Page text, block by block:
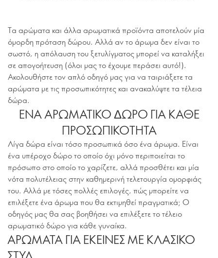
Τα αρώματα και άλλα αρωματικά προϊόντα αποτελούν μία
όμορδη πρόταση δώρου. Αλλά αν το άρωμα δεν είναι το
σωστό, η απόλαυση του ξετυλίγματος μπορεί να καταλήξει
σε απογοήτευση (όλοι μας το έχουμε περάσει αυτό!).
Ακολουθήστε τον απλό οδηγό μας για να ταιριάξετε τα
αρώματα με τις προσωπικότητες και ανακαλύψτε τα τέλεια
δώρα.
ΕΝΑ ΑΡΩΜΑΤΙΚΟ ΔΩΡΟ ΓΙΑ ΚΑΘΕ
ΠΡΟΣΩΠΙΚΟΤΗΤΑ
Λίγα δώρα είναι τόσο προσωπικά όσο ένα άρωμα. Είναι
ένα υπέροχο δώρο το οποίο όχι μόνο περιποιείται το
πρόσωπο στο οποίο το χαρίζετε, αλλά προσθέτει και μία
νότα πολυτέλειας στην καθημερινή τελετουργία ομορφιάς
του. Αλλά με τόσες πολλές επιλογές, πώς μπορείτε να
επιλέξετε ένα άρωμα που θα εκτιμηθεί πραγματικά; Ο
οδηγός μας θα σας βοηθήσει να επιλέξετε το τέλειο
αρωματικό δώρο για κάθε γυναίκα.
ΑΡΩΜΑΤΑ ΓΙΑ ΕΚΕΙΝΕΣ ΜΕ ΚΛΑΣΙΚΟ